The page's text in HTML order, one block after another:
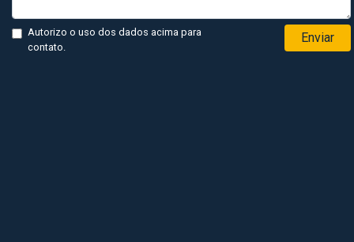
Autorizo o uso dos dados acima para
contato.
Enviar